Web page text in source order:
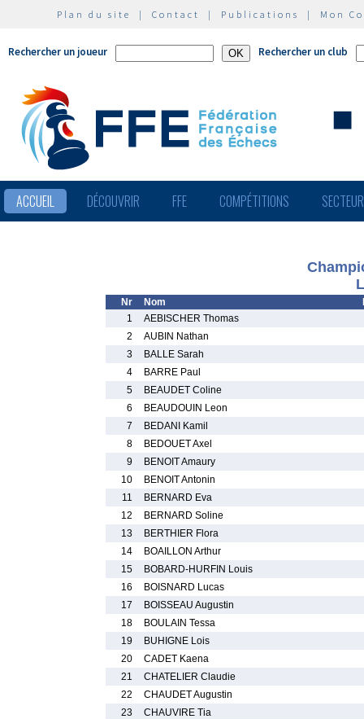
Plan du site | Contact | Publications | Mon
Rechercher un joueur Rechercher un club
ACCUEIL DÉCOUVRIR FFE COMPÉTITIONS
Nr Nom
1
AEBISCHER Thomas
2
AUBIN Nathan
3
BALLE Sarah
4
BARRE Paul
5
BEAUDET Coline
6
BEAUDOUIN Leon
7
BEDANI Kamil
8
BEDOUET Axel
9
BENOIT Amaury
10
BENOIT Antonin
11
BERNARD Eva
12
BERNARD Soline
13
BERTHIER Flora
14
BOAILLON Arthur
15
BOBARD-HURFIN Louis
16
BOISNARD Lucas
17
BOISSEAU Augustin
18
BOULAIN Tessa
19
BUHIGNE Lois
20
CADET Kaena
21
CHATELIER Claudie
22
CHAUDET Augustin
23
CHAUVIRE Tia